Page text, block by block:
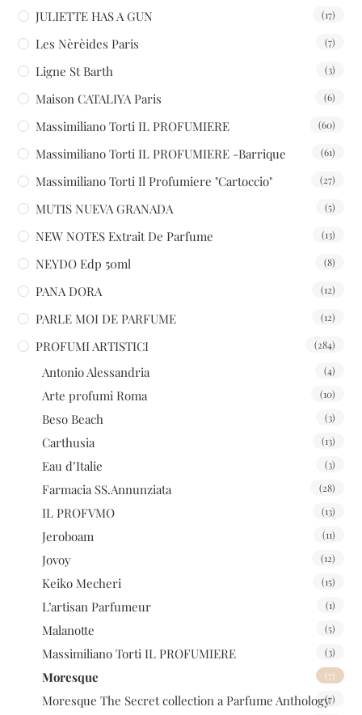
JULIETTE HAS A GUN (17)
Les Nèrèides Paris (7)
Ligne St Barth (3)
Maison CATALIYA Paris (6)
Massimiliano Torti IL PROFUMIERE (60)
Massimiliano Torti IL PROFUMIERE -Barrique (61)
Massimiliano Torti Il Profumiere "Cartoccio" (27)
MUTIS NUEVA GRANADA (5)
NEW NOTES Extrait De Parfume (13)
NEYDO Edp 50ml (8)
PANA DORA (12)
PARLE MOI DE PARFUME (12)
PROFUMI ARTISTICI (284)
Antonio Alessandria (4)
Arte profumi Roma (10)
Beso Beach (3)
Carthusia (13)
Eau d’Italie (3)
Farmacia SS.Annunziata (28)
IL PROFVMO (13)
Jeroboam (11)
Jovoy (12)
Keiko Mecheri (15)
L’artisan Parfumeur (1)
Malanotte (5)
Massimiliano Torti IL PROFUMIERE (3)
Moresque (7)
Moresque The Secret collection a Parfume Anthology(7)